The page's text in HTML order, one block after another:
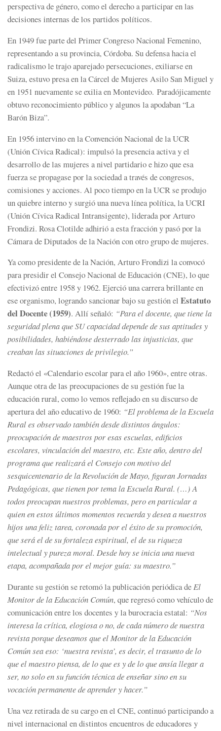
perspectiva de género, como el derecho a participar en las
decisiones internas de los partidos políticos.
En 1949 fue parte del Primer Congreso Nacional Femenino,
representando a su provincia, Córdoba. Su defensa hacia el
radicalismo le trajo aparejado persecuciones, exiliarse en
Suiza, estuvo presa en la Cárcel de Mujeres Asilo San Miguel y
en 1951 nuevamente se exilia en Montevideo. Paradójicamente
obtuvo reconocimiento público y algunos la apodaban “La
Barón Biza”.
En 1956 intervino en la Convención Nacional de la UCR
(Unión Cívica Radical): impulsó la presencia activa y el
desarrollo de las mujeres a nivel partidario e hizo que esa
fuerza se propagase por la sociedad a través de congresos,
comisiones y acciones. Al poco tiempo en la UCR se produjo
un quiebre interno y surgió una nueva línea política, la UCRI
(Unión Cívica Radical Intransigente), liderada por Arturo
Frondizi. Rosa Clotilde adhirió a esta fracción y pasó por la
Cámara de Diputados de la Nación con otro grupo de mujeres.
Ya como presidente de la Nación, Arturo Frondizi la convocó
para presidir el Consejo Nacional de Educación (CNE), lo que
efectivizó entre 1958 y 1962. Ejerció una carrera brillante en
ese organismo, logrando sancionar bajo su gestión el Estatuto
del Docente (1959). Allí señaló: “Para el docente, que tiene la
seguridad plena que SU capacidad depende de sus aptitudes y
posibilidades, habiéndose desterrado las injusticias, que
creaban las situaciones de privilegio.”
Redactó el «Calendario escolar para el año 1960», entre otras.
Aunque otra de las preocupaciones de su gestión fue la
educación rural, como lo vemos reflejado en su discurso de
apertura del año educativo de 1960: “El problema de la Escuela
Rural es observado también desde distintos ángulos:
preocupación de maestros por esas escuelas, edificios
escolares, vinculación del maestro, etc. Este año, dentro del
programa que realizará el Consejo con motivo del
sesquicentenario de la Revolución de Mayo, figuran Jornadas
Pedagógicas, que tienen por tema la Escuela Rural. (…) A
todos preocupan nuestros problemas, pero en particular a
quien en estos últimos momentos recuerda y desea a nuestros
hijos una feliz tarea, coronada por el éxito de su promoción,
que será el de su fortaleza espiritual, el de su riqueza
intelectual y pureza moral. Desde hoy se inicia una nueva
etapa, acompañada por el mejor guía: su maestro.”
Durante su gestión se retomó la publicación periódica deEl
Monitor de la Educación Común, que regresó como vehículo de
comunicación entre los docentes y la burocracia estatal: “Nos
interesa la crítica, elogiosa o no, de cada número de nuestra
revista porque deseamos que el Monitor de la Educación
Común sea eso: ‘nuestra revista’, es decir, el trasunto de lo
que el maestro piensa, de lo que es y de lo que ansía llegar a
ser, no solo en su función técnica de enseñar sino en su
vocación permanente de aprender y hacer.”
Una vez retirada de su cargo en el CNE, continuó participando a
nivel internacional en distintos encuentros de educadores y